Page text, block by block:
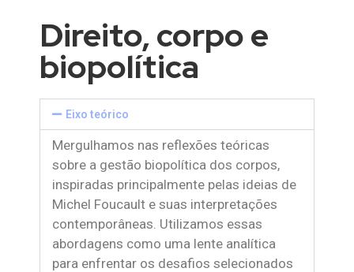
Direito, corpo e
biopolítica
Eixo teórico
Mergulhamos nas reflexões teóricas
sobre a gestão biopolítica dos corpos,
inspiradas principalmente pelas ideias de
Michel Foucault e suas interpretações
contemporâneas. Utilizamos essas
abordagens como uma lente analítica
para enfrentar os desafios selecionados